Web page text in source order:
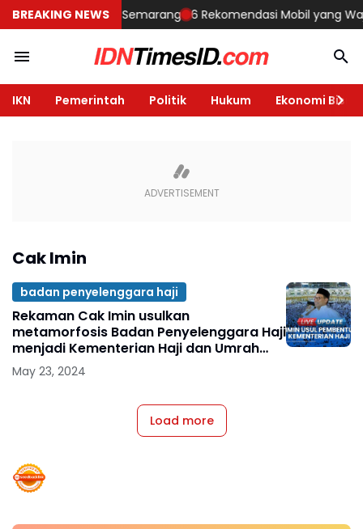
BREAKING NEWS
Rumah di Semarang 6 Rekomendasi Mobil yang
IKN Pemerintah Politik Hukum Ekonomi Bisnis
Cak Imin
badan penyelenggara haji
Rekaman Cak Imin usulkan
metamorfosis Badan Penyelenggara Haji
menjadi Kementerian Haji dan Umrah
beredar!
May 23, 2024
Load more